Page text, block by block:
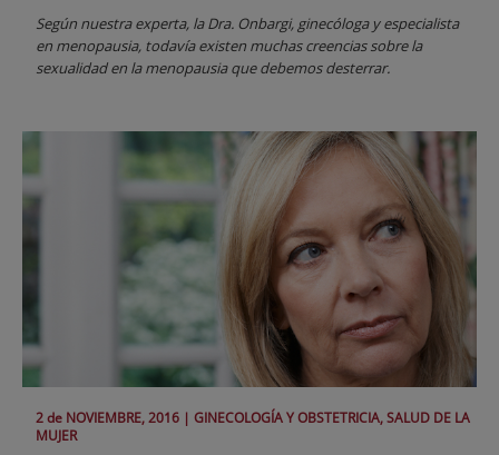
Según nuestra experta, la Dra. Onbargi, ginecóloga y especialista
en menopausia, todavía existen muchas creencias sobre la
sexualidad en la menopausia que debemos desterrar.
2 de NOVIEMBRE, 2016 | GINECOLOGÍA Y OBSTETRICIA, SALUD DE LA
MUJER